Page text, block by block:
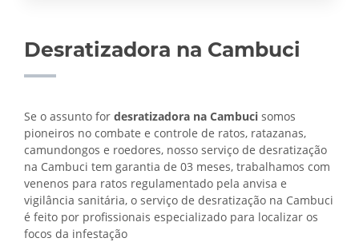
Desratizadora na Cambuci
Se o assunto for desratizadora na Cambuci somos
pioneiros no combate e controle de ratos, ratazanas,
camundongos e roedores, nosso serviço de desratização
na Cambuci tem garantia de 03 meses, trabalhamos com
venenos para ratos regulamentado pela anvisa e
vigilância sanitária, o serviço de desratização na Cambuci
é feito por profissionais especializado para localizar os
focos da infestação